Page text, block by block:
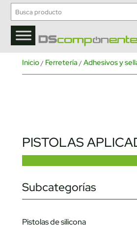
Inicio/ Ferretería / Adhesivos y
PISTOLAS
Subcategorías
Pistolas de silicona